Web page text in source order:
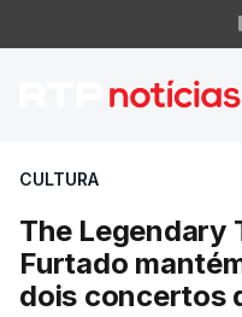
The
CULTURA
The Legendary
Furtado
dois concertos